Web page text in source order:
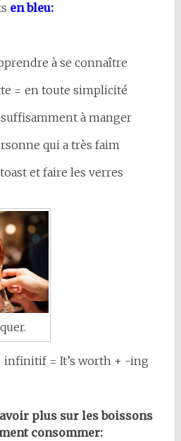
en bleu:
à se connaître
= en toute simplicité
à manger
qui a très faim
et faire les verres
infinitif = It’s worth + -ing
plus sur les boissons
consommer: